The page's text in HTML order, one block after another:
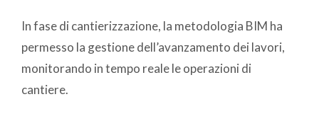
In fase di cantierizzazione, la metodologia BIM ha
permesso la gestione dell’avanzamento dei lavori,
monitorando in tempo reale le operazioni di
cantiere.